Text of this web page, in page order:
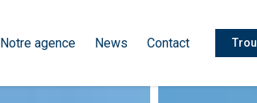
Notre agence News Contact